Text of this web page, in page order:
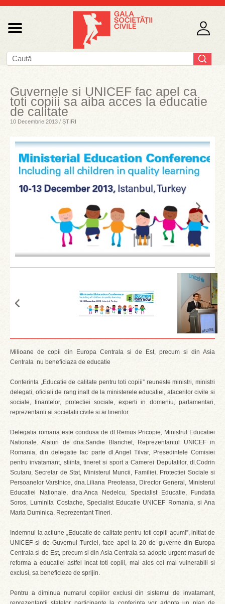
Guvernele si UNICEF fac apel ca
toti copiii sa aiba acces la educatie
de calitate
10 Decembrie 2013 / ȘTIRI
Milioane de copii din Europa Centrala si de Est, precum si din Asia
Centrala nu beneficiaza de educatie
Conferinta „Educatie de calitate pentru toti copiii” reuneste ministri, ministri
delegati, oficiali de rang inalt de la ministerele educatiei, afacerilor civile si
sociale, finantelor, protectiei sociale, experti in domeniu, parlamentari,
reprezentanti ai societatii civile si ai tinerilor.
Delegatia romana este condusa de dl.Remus Pricopie, Ministrul Educatiei
Nationale. Alaturi de dna.Sandie Blanchet, Reprezentantul UNICEF in
Romania, din delegatie fac parte dl.Angel Tilvar, Presedintele Comisiei
pentru invatamant, stiinta, tineret si sport a Camerei Deputatilor, dl.Codrin
Scutaru, Secretar de Stat, Ministerul Muncii, Familiei, Protectiei Sociale si
Persoanelor Varstnice, dna.Liliana Preoteasa, Director General, Ministerul
Educatiei Nationale, dna.Anca Nedelcu, Specialist Educatie, Fundatia
Soros, Luminita Costache, Specialist Educatie UNICEF Romania, si Ana
Maria Duminica, Reprezentant Tineri.
Indemnul la actiune „Educatie de calitate pentru toti copiii acum!”, initiat de
UNICEF si de Guvernul Turciei, face apel la 20 de guverne din Europa
Centrala si de Est, precum si din Asia Centrala sa adopte urgent masuri de
reforma a educatiei astfel incat toti copiii, mai ales cei mai vulnerabili si
exclusi, sa beneficieze de sprijin.
Pentru a diminua numarul copiilor exclusi din sistemul de invatamant,